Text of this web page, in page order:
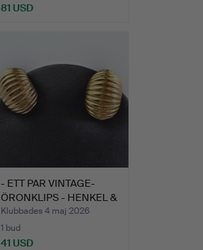
81 USD
- ETT PAR VINTAGE-
ÖRONKLIPS - HENKEL &
GRO…
Klubbades 4 maj 2026
1 bud
41 USD